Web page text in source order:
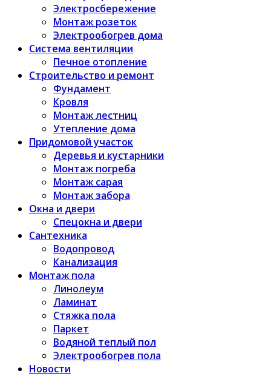
Электросбережение
Монтаж розеток
Электрообогрев дома
Система вентиляции
Печное отопление
Строительство и ремонт
Фундамент
Кровля
Монтаж лестниц
Утепление дома
Придомовой участок
Деревья и кустарники
Монтаж погреба
Монтаж сарая
Монтаж забора
Окна и двери
Спецокна и двери
Сантехника
Водопровод
Канализация
Монтаж пола
Линолеум
Ламинат
Стяжка пола
Паркет
Водяной теплый пол
Электрообогрев пола
Новости